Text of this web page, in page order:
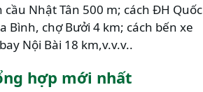
Nhật Tân 500 m; cách ĐH Quốc
Bình, chợ Bưởi 4 km; cách bến xe
Nội Bài 18 km,v.v.v..
hợp mới nhất